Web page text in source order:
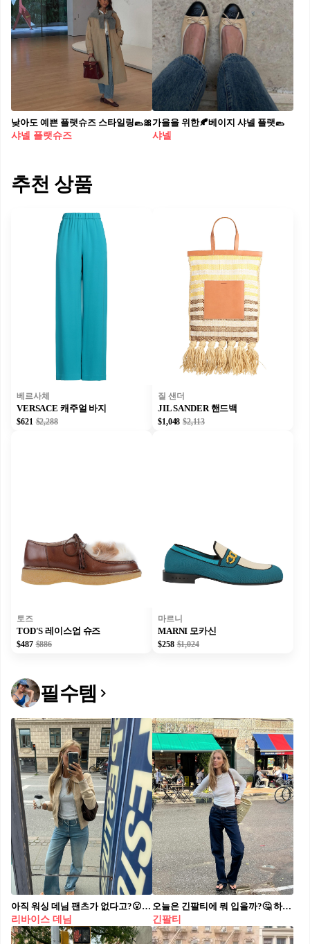
낮아도 예쁜 플랫슈즈 스타일링🥿🎀
샤넬 플랫슈즈
가을을 위한🍂베이지 샤넬 플랫🥿
샤넬
추천 상품
베르사체
VERSACE 캐주얼 바지
$621 $2,288
질 샌더
JIL SANDER 핸드백
$1,048 $2,113
토즈
TOD'S 레이스업 슈즈
$487 $886
마르니
MARNI 모카신
$258 $1,024
필수템
아직 워싱 데님 팬츠가 없다고?😮 워싱 데님 팬츠 하나로 밋밋한 룩에 생기와 포인트를 더하자💙💫 각자 다른 매력을 지닌 데님 3가지를 참고해 보세요. 1. 자라 진즈 와이드 레그 티로알토, 5만 원대 하이웨스트 디자인에 긴 기장과 와이드 핏으로 빈티지한 워싱이 돋보이는 제품입니다. 롱 슬리브와 베이지 재킷을 매치하면 깔끔하면서도 모던한 룩을 완성할 수 있습니다. 2. 리바이스 신치 배기 진, 9만 원대 워싱 처리된 코튼 소재로 하이웨스트에 스트레이트 실루엣인 팬츠입니다. 허리 뒷부분에 버클 형태인 신치 스트랩이 달려있어 벨트 없이 허리를 조절할 수 있습니다. 이 데님 팬츠와 트렌치코트를 매치하면 클래식한 가을룩을 완성할 수 있습니다. 3. 프리 피플 위 더 프리 올터 이고 보이프렌드 진, 21만 원대 자연스럽게 색이 빠진 페이딩과 주름진 듯한 위스커링 디테일이 보헤미안 무드를 살리고, 앞면에 트위스트 솔기 디테일이 돋보이는 제품입니다. 화이트 롱 슬리브와 매치하면 캐주얼하면서도 트렌디한 룩을 연출할 수 있습니다.
리바이스 데님
오늘은 긴팔티에 뭐 입을까?🤔 하의만 바꿔도 분위기 달라지는 긴팔티, 이렇게 입어보세요🪽☑️ 데일리로 활용하기 좋은 긴팔티 스타일링 4가지 참고해 보세요. 1. 데님 팬츠 화이트 긴팔티에 데님 팬츠를 매치하면 깔끔한 데일리 룩이 완성됩니다. 부담스럽지 않는 기본 공식으로, 컬러와 핏에 따라 분위기를 바꿀 수 있죠. 여기에 블레이저를 입으면 출근룩으로, 트렌치코트를 걸치면 모던하면서도 클래식한 무드가 살아납니다. 2. 트레이닝 팬츠 화이트 긴팔티에 트레이닝팬츠를 매치하면 편안하면서도 세련된 꾸안꾸 스타일을 완성할 수 있습니다. 슬림한 티셔츠에 오버핏 팬츠를 입으면 체형 보완 효과는 물론, 스트릿 감성이 느껴지는 스타일리시한 룩이 됩니다. 3. 블랙 롱스커트 화이트 긴팔티에 블랙 롱스커트를 매치하면 우아하면서 세련된 분위기를 연출할 수 있습니다. 스커트의 실루엣에 따라 무드가 달라지는데, H 라인은 시크하고 도시적인 느낌을, 플레어는 여성스럽고 로맨틱한 매력을 더해줍니다. 4. 화이트 팬츠 올 화이트 룩으로 연출하면 세련된 미니멀한 무드를 만들어 줍니다. 올 화이트가 부담스럽다면, 레이어드하거나 레이스 등 다른 소재와 매치해 디테일 살리는 방법도 있습니다. 벨트, 가방, 신발로 포인트를 더해 트렌디한 룩도 완성할 수 있습니다.
긴팔티